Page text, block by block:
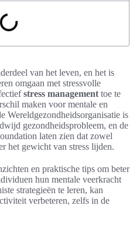
van het leven, en het is
omgaan met stressvolle
stress management toe te
maken voor mentale en
Wereldgezondheidsorganisatie is
gezondheidsprobleem, en de
laten zien dat zowel
het gewicht van stress lijden.
en praktische tips om beter
hun mentale veerkracht
strategieën te leren, kan
verbeteren, zelfs in de